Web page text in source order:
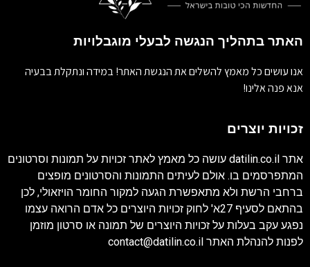
האתר בתהליך הנגשה לבעלי מוגבלויות
אנו עושים כל מאמץ להשלים את הנגשת האתר! במידה ונתקלת בבעיה
אנא פנה אלינו!
זכויות יוצרים
אתר datilin.co.il עושה כל מאמץ לאתר זכויות על תמונות וסרטונים
המתפרסמים בו. אולם לעיתים התמונות והסרטונים מופצים
ברחבי הרשת ולא מתאפשרת הגעה למקור החומר הויזאולי, לכן
בהתאם לסעיף 27א' לחוק זכויות היוצרים כל אדם הרואה עצמו
נפגע עקב בעלות על זכויות היוצרים של תמונה או סרטון מוזמן
לפנות להנהלת האתר contact@datilin.co.il